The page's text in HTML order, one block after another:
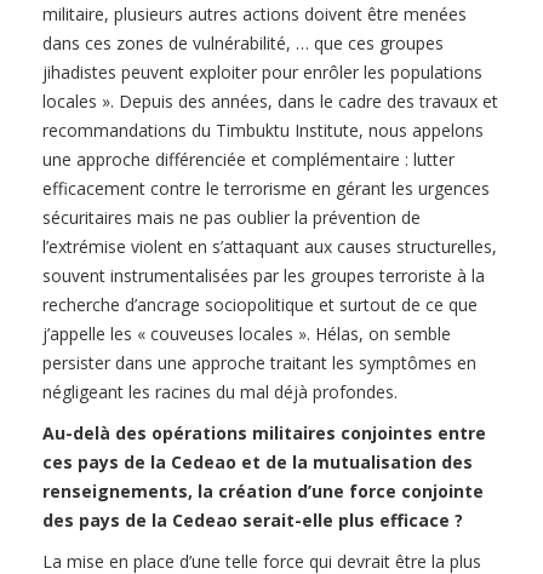
militaire, plusieurs autres actions doivent être menées
dans ces zones de vulnérabilité, … que ces groupes
jihadistes peuvent exploiter pour enrôler les populations
locales ». Depuis des années, dans le cadre des travaux et
recommandations du Timbuktu Institute, nous appelons
une approche différenciée et complémentaire : lutter
efficacement contre le terrorisme en gérant les urgences
sécuritaires mais ne pas oublier la prévention de
l’extrémise violent en s’attaquant aux causes structurelles,
souvent instrumentalisées par les groupes terroriste à la
recherche d’ancrage sociopolitique et surtout de ce que
j’appelle les « couveuses locales ». Hélas, on semble
persister dans une approche traitant les symptômes en
négligeant les racines du mal déjà profondes.
Au-delà des opérations militaires conjointes entre
ces pays de la Cedeao et de la mutualisation des
renseignements, la création d’une force conjointe
des pays de la Cedeao serait-elle plus efficace ?
La mise en place d’une telle force qui devrait être la plus